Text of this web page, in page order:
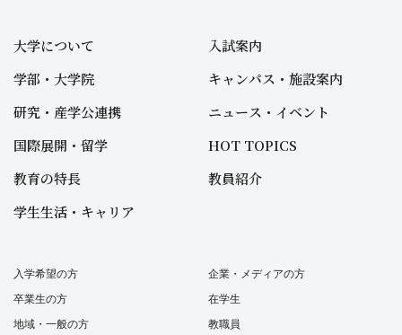
大学について
学部・大学院
研究・産学公連携
国際展開・留学
教育の特長
学生生活・キャリア
入試案内
キャンパス・施設案内
ニュース・イベント
HOT TOPICS
教員紹介
入学希望の方
卒業生の方
地域・一般の方
企業・メディアの方
在学生
教職員